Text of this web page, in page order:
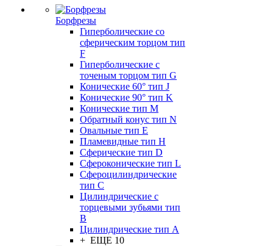
Борфрезы
Гиперболические cо
сферическим торцом тип
F
Гиперболические с
точеным торцом тип G
Конические 60° тип J
Конические 90° тип K
Конические тип M
Обратный конус тип N
Овальные тип E
Пламевидные тип H
Сферические тип D
Сфероконические тип L
Сфероцилиндрические
тип C
Цилиндрические с
торцевыми зубьями тип
B
Цилиндрические тип А
+ ЕЩЕ 10